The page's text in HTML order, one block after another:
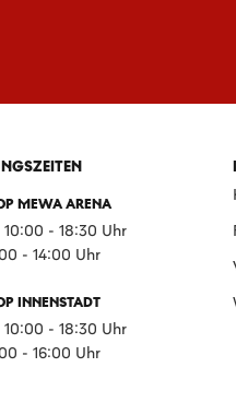
MEWA ARENA
- 18:30 Uhr
- 14:00 Uhr
INNENSTADT
- 18:30 Uhr
- 16:00 Uhr